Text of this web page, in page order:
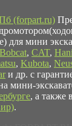
(forpart.ru)
для мини
Bobcat, CAT,
, Kubota,
и др. с
мини-
, а также в
.